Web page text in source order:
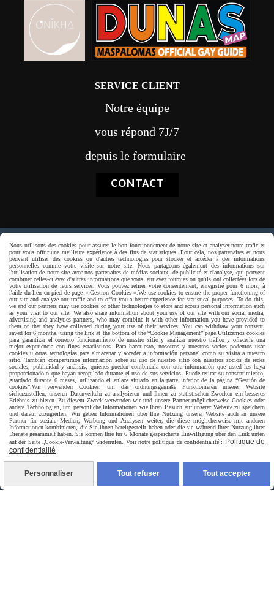
SERVICE CLIENT
Notre équipe
vous répond 7J/7
depuis le formulaire
CONTACT
Paiement sécurisé
Nous utilisons des cookies pour assurer le bon fonctionnement de notre site et analyser notre trafic et
pour vous offrir une meilleure expérience à des fins de statistiques. Pour cela, nos partenaires et nous
peuvent utiliser des cookies ou d'autres technologies pour stocker et accéder à des informations
personnelles comme votre visite sur notre site. Nous partageons également des informations sur
l'utilisation de notre site avec nos partenaires de médias sociaux, de publicité et d'analyse, qui peuvent
combiner celles-ci avec d'autres informations que vous leur avez fournies ou qu'ils ont collectées lors de
votre utilisation de leurs services. Vous pouvez retirer votre consentement, enregistré pour 6 mois, à
l'aide du lien en pied de page « Gestion Cookies ». We use cookies to ensure the proper functioning of
our site and analyze our traffic and to offer you a better experience for statistical purposes. To do this,
we and our partners may use cookies or other technologies to store and access personal information such
as your visit to our site. We also share information about your use of our site with our social media,
advertising and analytics partners, who may combine it with other information you have provided to
them or that they have collected during your use of their services. You can withdraw your consent,
saved for 6 months, using the link at the bottom of the “Cookie Management” page. Utilizamos cookies
para garantizar el correcto funcionamiento de nuestro sitio y analizar nuestro tráfico y ofrecerle una
mejor experiencia con fines estadísticos. Para hacer esto, nosotros y nuestros socios podemos usar
cookies u otras tecnologías para almacenar y acceder a información personal como su visita a nuestro
sitio. También compartimos información sobre su uso de nuestro sitio con nuestros socios de redes
sociales, publicidad y análisis, quienes pueden combinarla con otra información que usted les haya
proporcionado o que hayan recopilado durante el uso de sus servicios. Puede retirar su consentimiento,
guardado durante 6 meses, utilizando el enlace situado en la parte inferior de la página “Gestión de
cookies”. Wir verwenden Cookies, um das ordnungsgemäße Funktionieren unserer Website
sicherzustellen, unseren Datenverkehr zu analysieren und Ihnen zu statistischen Zwecken ein besseres
Erlebnis zu bieten. Zu diesem Zweck verwenden wir und unsere Partner möglicherweise Cookies oder
andere Technologien, um persönliche Informationen wie Ihren Besuch auf unserer Website zu speichern
und darauf zuzugreifen. Wir geben Informationen über Ihre Nutzung unserer Website auch an unsere
Partner für soziale Medien, Werbung und Analysen weiter, die diese möglicherweise mit anderen
Informationen kombinieren, die Sie ihnen bereitgestellt haben oder die sie während Ihrer Nutzung ihrer
Dienste gesammelt haben. Sie können Ihre für 6 Monate gespeicherte Einwilligung über den Link unten
auf der Seite „Cookie-Verwaltung“ widerrufen. Voir notre politique de confidentialité :
Politique de
confidentialité
Personnaliser Tout refuser Tout accepter